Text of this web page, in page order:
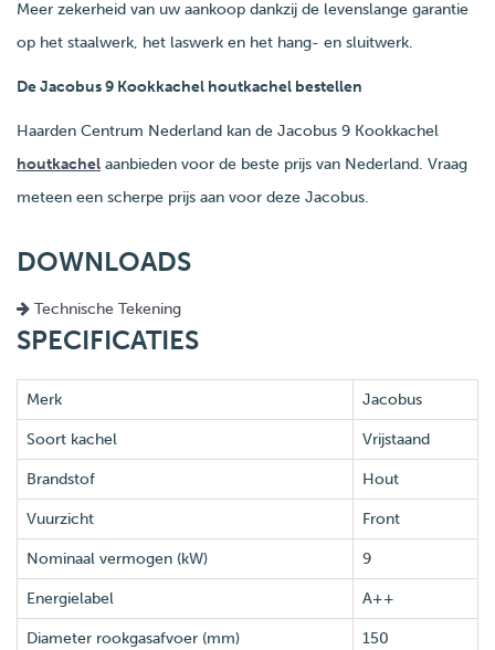
Meer zekerheid van uw aankoop dankzij de levenslange garantie
op het staalwerk, het laswerk en het hang- en sluitwerk.
De Jacobus 9 Kookkachel houtkachel bestellen
Haarden Centrum Nederland kan de Jacobus 9 Kookkachel
houtkachel aanbieden voor de beste prijs van Nederland. Vraag
meteen een scherpe prijs aan voor deze Jacobus.
DOWNLOADS
Technische Tekening
SPECIFICATIES
Merk Jacobus
Soort kachel Vrijstaand
Brandstof Hout
Vuurzicht Front
Nominaal vermogen (kW) 9
Energielabel A++
Diameter rookgasafvoer (mm) 150